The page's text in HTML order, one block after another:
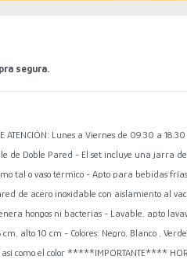
segura.
Lunes a Viernes de 09.30 a 18.30
de Doble Pared - El set incluye una jarra
tal o vaso térmico - Apto para bebidas
de acero inoxidable con aislamiento al
hongos ni bacterias - Lavable, apto
alto 10 cm - Colores: Negro, Blanco ,
como el color *****IMPORTANTE****